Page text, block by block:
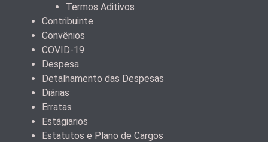
Termos Aditivos
Contribuinte
Convênios
COVID-19
Despesa
Detalhamento das Despesas
Diárias
Erratas
Estágiarios
Estatutos e Plano de Cargos